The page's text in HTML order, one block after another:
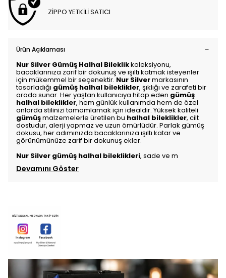
ZİPPO YETKİLİ SATICI
Ürün Açıklaması
Nur Silver Gümüş Halhal Bileklikkoleksiyonu,
bacaklarınıza zarif bir dokunuş ve ışıltı katmak isteyenler
için mükemmel bir seçenektir.Nur Silvermarkasının
tasarladığı gümüş halhal bileklikler, şıklığı ve zarafeti bir
arada sunar. Her yaştan kullanıcıya hitap eden gümüş
halhal bileklikler, hem günlük kullanımda hem de özel
anlarda stilinizi tamamlamak için idealdir. Yüksek kaliteli
gümüşmalzemelerle üretilen bu halhal bileklikler, cilt
dostudur, alerji yapmaz ve uzun ömürlüdür. Parlak gümüş
dokusu, her adımınızda bacaklarınıza ışıltı katar ve
görünümünüze zarif bir dokunuş ekler.
Nur Silver gümüş halhal bileklikleri, sade ve m
Devamını Göster